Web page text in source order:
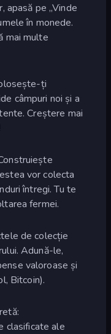
apasă pe „Vinde
în monede.
mai multe
ți
câmpuri noi și a
Creștere mai
vor colecta
întregi. Tu te
fermei.
de colecție
Adună-le,
valoroase și
Bitcoin).
clasificate ale